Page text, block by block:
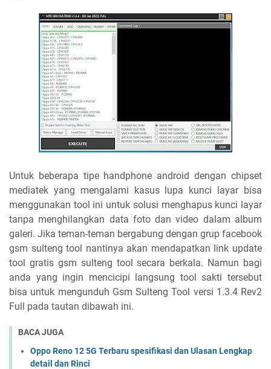
Untuk beberapa tipe handphone android dengan chipset
mediatek yang mengalami kasus lupa kunci layar bisa
menggunakan tool ini untuk solusi menghapus kunci layar
tanpa menghilangkan data foto dan video dalam album
galeri. Jika teman-teman bergabung dengan grup facebook
gsm sulteng tool nantinya akan mendapatkan link update
tool gratis gsm sulteng tool secara berkala. Namun bagi
anda yang ingin mencicipi langsung tool sakti tersebut
bisa untuk mengunduh Gsm Sulteng Tool versi 1.3.4 Rev2
Full pada tautan dibawah ini.
BACA JUGA
Oppo Reno 12 5G Terbaru spesifikasi dan Ulasan Lengkap
detail dan Rinci